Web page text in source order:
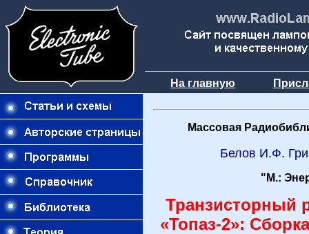
На главную
Массовая
Белов И.Ф.
"М.:
Транзисторный
«Топаз-2»: